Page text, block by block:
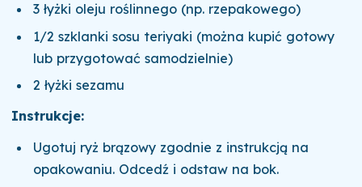
3 łyżki oleju roślinnego (np. rzepakowego)
1/2 szklanki sosu teriyaki (można kupić gotowy
lub przygotować samodzielnie)
2 łyżki sezamu
Instrukcje:
Ugotuj ryż brązowy zgodnie z instrukcją na
opakowaniu. Odcedź i odstaw na bok.